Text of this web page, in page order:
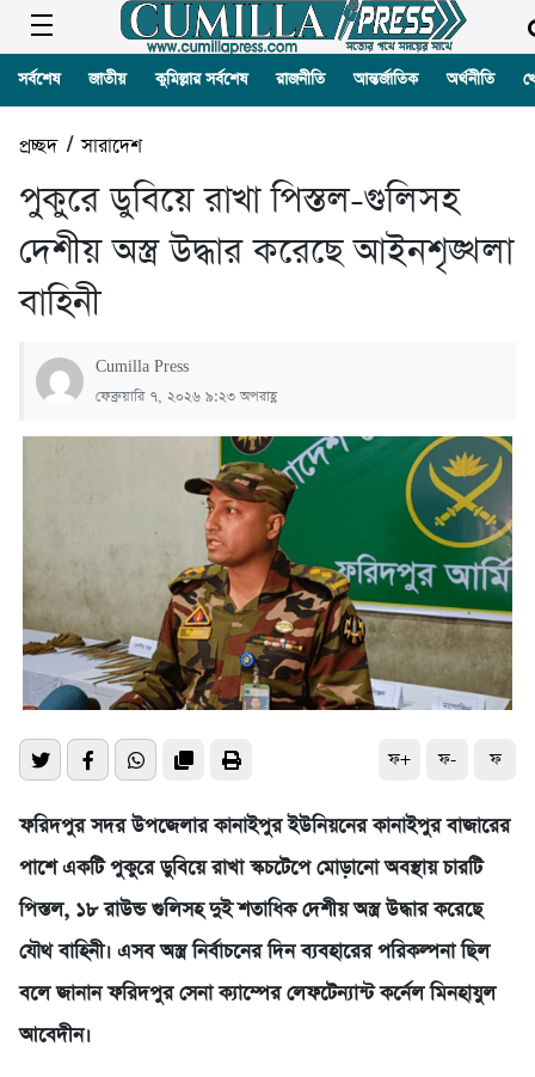
সর্বশেষ জাতীয় কুমিল্লার সর্বশেষ রাজনীতি আন্তর্জাতিক অর্থনীতি
প্রচ্ছদ/সারাদেশ
পুকুরে ডুবিয়ে রাখা পিস্তল-গুলিসহ
দেশীয় অস্ত্র উদ্ধার করেছে আইনশৃঙ্খলা
বাহিনী
Cumilla Press
ফেব্রুয়ারি ৭, ২০২৬ ৯:২৩ অপরাহ্ণ
ফ+ ফ- ফ
ফরিদপুর সদর উপজেলার কানাইপুর ইউনিয়নের কানাইপুর বাজারের
পাশে একটি পুকুরে ডুবিয়ে রাখা স্কচটেপে মোড়ানো অবস্থায় চারটি
পিস্তল, ১৮ রাউন্ড গুলিসহ দুই শতাধিক দেশীয় অস্ত্র উদ্ধার করেছে
যৌথ বাহিনী। এসব অস্ত্র নির্বাচনের দিন ব্যবহারের পরিকল্পনা ছিল
বলে জানান ফরিদপুর সেনা ক্যাম্পের লেফটেন্যান্ট কর্নেল মিনহাযুল
আবেদীন।